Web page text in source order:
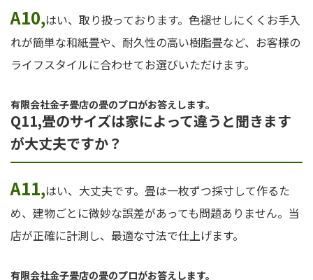
A10,はい、取り扱っております。色褪せしにくくお手入
れが簡単な和紙畳や、耐久性の高い樹脂畳など、お客様の
ライフスタイルに合わせてお選びいただけます。
有限会社金子畳店の畳のプロがお答えします。
Q11,畳のサイズは家によって違うと聞きます
が大丈夫ですか？
A11,はい、大丈夫です。畳は一枚ずつ採寸して作るた
め、建物ごとに微妙な誤差があっても問題ありません。当
店が正確に計測し、最適な寸法で仕上げます。
有限会社金子畳店の畳のプロがお答えします。